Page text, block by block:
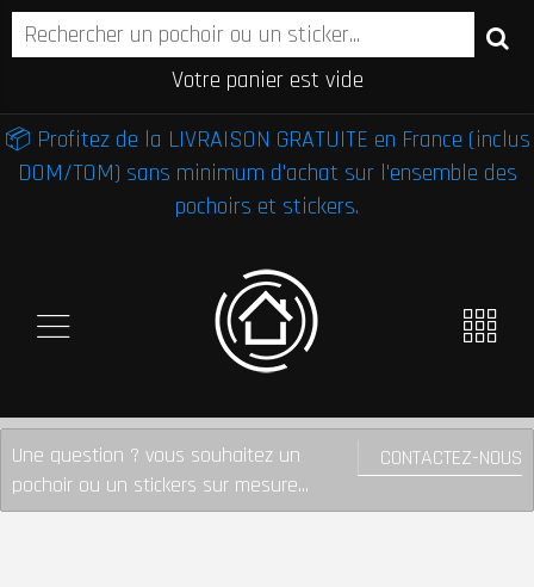
Votre panier est vide
📦 Profitez de la LIVRAISON GRATUITE en France (inclus
DOM/TOM) sans minimum d'achat sur l'ensemble des
pochoirs et stickers.
CONTACTEZ-NOUS
Une question ? vous souhaitez un
pochoir ou un stickers sur mesure...